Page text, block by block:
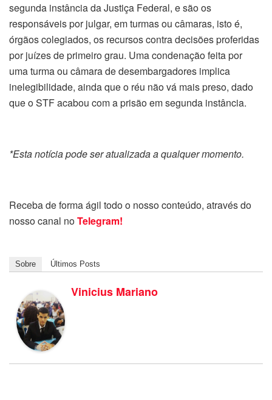
segunda instância da Justiça Federal, e são os
responsáveis por julgar, em turmas ou câmaras, isto é,
órgãos colegiados, os recursos contra decisões proferidas
por juízes de primeiro grau. Uma condenação feita por
uma turma ou câmara de desembargadores implica
inelegibilidade, ainda que o réu não vá mais preso, dado
que o STF acabou com a prisão em segunda instância.
*Esta notícia pode ser atualizada a qualquer momento.
Receba de forma ágil todo o nosso conteúdo, através do
nosso canal noTelegram!
Sobre Últimos Posts
Vinicius Mariano